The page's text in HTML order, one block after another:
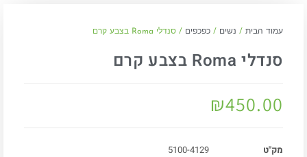
עמוד הבית / נשים / כפכפים / סנדלי Roma בצבע קרם
סנדלי Roma בצבע קרם
₪450.00
מק"ט
5100-4129